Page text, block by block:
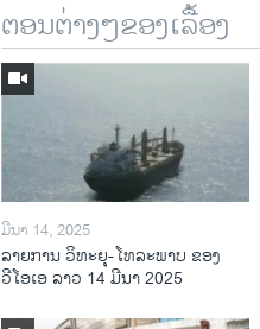
ຕອນຕ່າງໆຂອງເລື້ອງ
ມີນາ 14, 2025
ລາຍການ ວິທະຍຸ-ໂທລະພາບ ຂອງ
ວີໂອເອ ລາວ 14 ມີນາ 2025